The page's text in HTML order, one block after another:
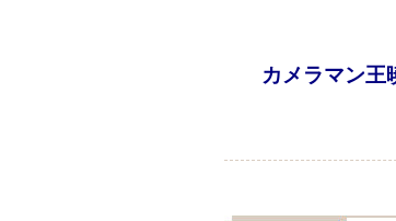
カメラマン王